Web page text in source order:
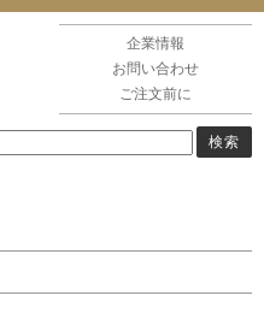
企業情報
お問い合わせ
ご注文前に